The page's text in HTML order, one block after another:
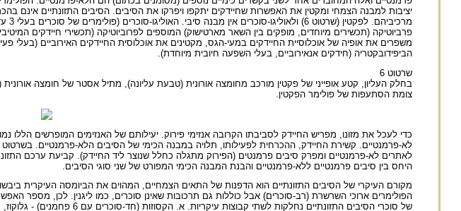
יציבות למבנה הצמחי ומקטין את האפשרות שחיידקים יתקפו ויפרקו את הסיבים. הסיבים התזונתיים
פרביוטיקה (תכשירים מיוחדים, מופקים בין השאר מארטישוק) המוספים לפרוביוטיקה (תכשירי חיידקים
משפרים את אופיה של אוכלוסיית החיידקים במעי-הגס, מקטינים את אוכלוסית החיידקים האירוביים (בעלי
הביפידובקטריה (חידקים אנאירוביים, בעלי השפעה חיובית מיוחדת).
שרטוט 6
בחלק העליון, קטע אופייני של פקטין מורכב מחומצה אורונית (טבעת עליונה), מתיל אסטר של חומצה
צומת הסתעפות של פולימר הפקטין.
כדי לעכל את מזונו, מפריש החיידק לסביבתו הקרובה אנזימי פירוק. יעילותם של האנזימים המופרשים הללו
לאתרים לא-פרמנטיים ומפרק סיבים פרמנטים (הפירוק מתגלה כחלל שנוצר ליד החיידק). קביעת ערכם
היחס בין סיבים פרמנטיים ללא-פרמנטיים והבנת המבנה הכימי המפורט של שני סוגי הסיבים.
מקורם העיקרי של הסיבים התזונתיים הוא הדפנות של התאים הצמחיים, המהוים את הביומסה העיקרית
הפולימרים ארוכי השרשרת (רב-סוכרים) אבל כוללות גם תרכובות שאינן סוכרים, כמו ליגנין. לכן, מספר